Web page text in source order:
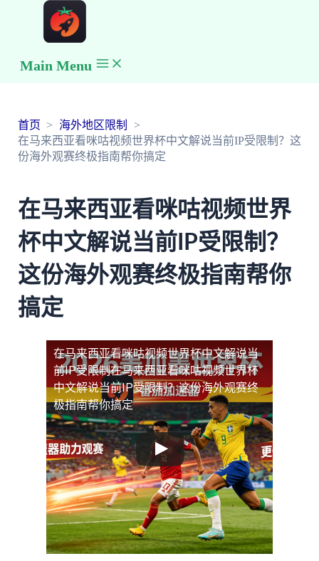
Main Menu
首页
海外地区限制
在马来西亚看咪咕视频世界杯中文解说当前IP受限制？这
份海外观赛终极指南帮你搞定
在马来西亚看咪咕视频世界
杯中文解说当前IP受限制？
这份海外观赛终极指南帮你
搞定
在马来西亚看咪咕视频世界杯中文解说当
前IP受限制在马来西亚看咪咕视频世界杯
中文解说当前IP受限制？这份海外观赛终
极指南帮你搞定